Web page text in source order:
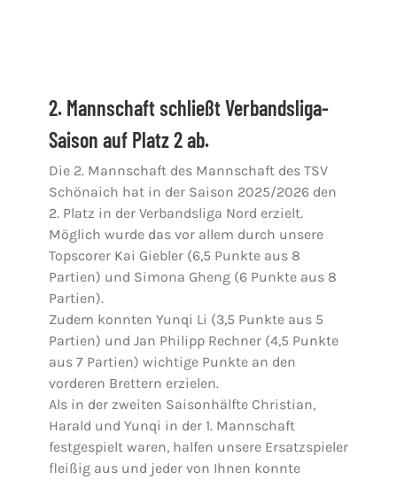
Kontakt
2. Mannschaft schließt Verbandsliga-
Saison auf Platz 2 ab.
Die 2. Mannschaft des Mannschaft des TSV
Schönaich hat in der Saison 2025/2026 den
2. Platz in der Verbandsliga Nord erzielt.
Möglich wurde das vor allem durch unsere
Topscorer Kai Giebler (6,5 Punkte aus 8
Partien) und Simona Gheng (6 Punkte aus 8
Partien).
Zudem konnten Yunqi Li (3,5 Punkte aus 5
Partien) und Jan Philipp Rechner (4,5 Punkte
aus 7 Partien) wichtige Punkte an den
vorderen Brettern erzielen.
Als in der zweiten Saisonhälfte Christian,
Harald und Yunqi in der 1. Mannschaft
festgespielt waren, halfen unsere Ersatzspieler
fleißig aus und jeder von Ihnen konnte